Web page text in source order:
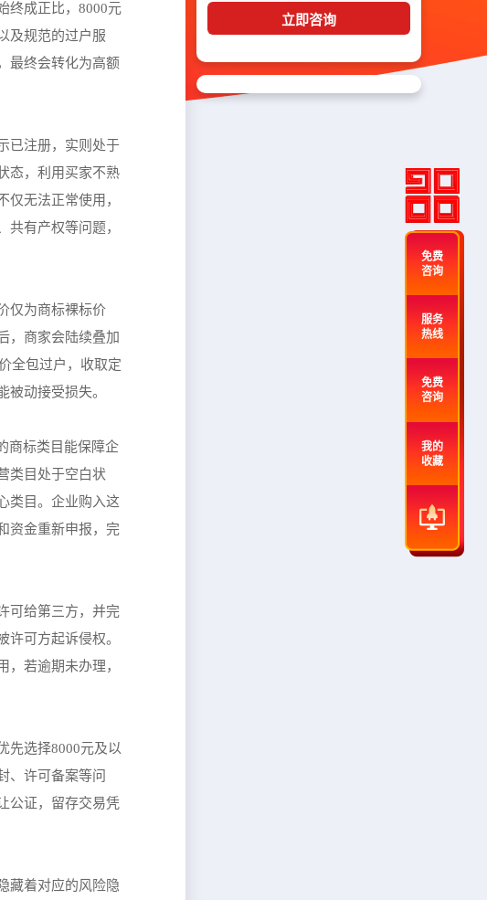
终成正比，8000元
及规范的过户服
最终会转化为高额
已注册，实则处于
态，利用买家不熟
无法正常使用，
有产权等问题，
仅为商标裸标价
，商家会陆续叠加
全包过户，收取定
动接受损失。
商标类目能保障企
类目处于空白状
类目。企业购入这
资金重新申报，完
可给第三方，并完
可方起诉侵权。
若逾期未办理，
先选择8000元及以
、许可备案等问
公证，留存交易凭
藏着对应的风险隐
立即咨询
免费
咨询
服务
热线
免费
咨询
我的
收藏